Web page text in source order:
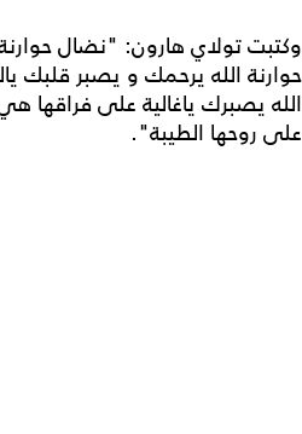
وكتبت تولاي هارون: "نضال حوارنة
حوارنة الله يرحمك و يصبر قلبك
الله يصبرك ياغالية على فراقها
على روحها الطيبة".